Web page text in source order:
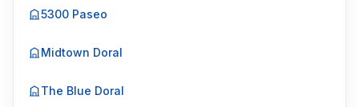
5300 Paseo
Midtown Doral
The Blue Doral